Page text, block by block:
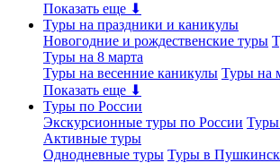
Показать еще ⬇
Туры на праздники и каникулы
Новогодние и рождественские туры
Туры на 8 марта
Туры на весенние каникулы Туры на
Показать еще ⬇
Туры по России
Экскурсионные туры по России
Активные туры
Однодневные туры Туры в